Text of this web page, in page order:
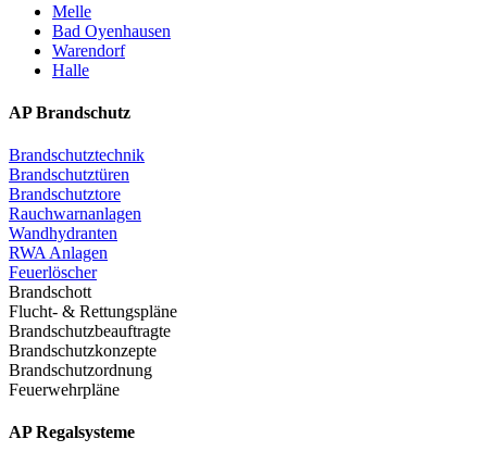
Melle
Bad Oyenhausen
Warendorf
Halle
AP Brandschutz
Brandschutztechnik
Brandschutztüren
Brandschutztore
Rauchwarnanlagen
Wandhydranten
RWA Anlagen
Feuerlöscher
Brandschott
Flucht- & Rettungspläne
Brandschutzbeauftragte
Brandschutzkonzepte
Brandschutzordnung
Feuerwehrpläne
AP Regalsysteme